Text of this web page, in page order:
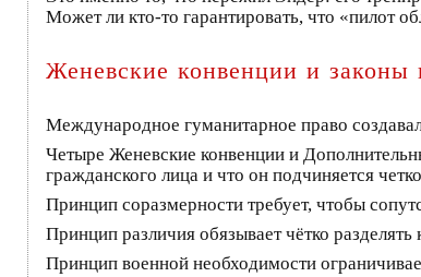
Может ли кто-то гарантировать, что «пилот
Женевские конвенции и
Международное гуманитарное право
Четыре Женевские конвенции и
гражданского лица и что он подчиняется
Принцип соразмерности требует, чтобы
Принцип различия обязывает чётко
Принцип военной необходимости